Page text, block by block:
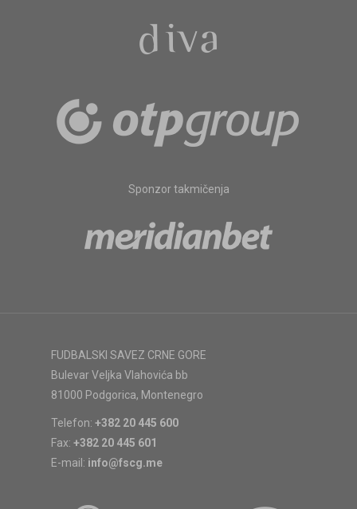
Sponzor takmičenja
FUDBALSKI SAVEZ CRNE GORE
Bulevar Veljka Vlahovića bb
81000 Podgorica, Montenegro
Telefon: +382 20 445 600
Fax: +382 20 445 601
E-mail: info@fscg.me